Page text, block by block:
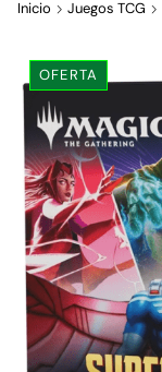
Inicio Juegos TCG
OFERTA